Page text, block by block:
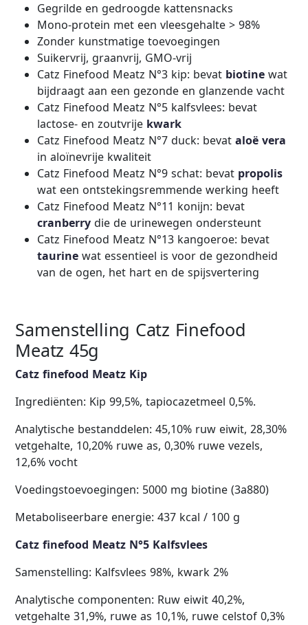
Gegrilde en gedroogde kattensnacks
Mono-protein met een vleesgehalte > 98%
Zonder kunstmatige toevoegingen
Suikervrij, graanvrij, GMO-vrij
Catz Finefood Meatz N°3 kip: bevat biotine wat
bijdraagt aan een gezonde en glanzende vacht
Catz Finefood Meatz N°5 kalfsvlees: bevat
lactose- en zoutvrije kwark
Catz Finefood Meatz N°7 duck: bevataloë vera
in aloïnevrije kwaliteit
Catz Finefood Meatz N°9 schat: bevat propolis
wat een ontstekingsremmende werking heeft
Catz Finefood Meatz N°11 konijn: bevat
cranberry die de urinewegen ondersteunt
Catz Finefood Meatz N°13 kangoeroe: bevat
taurine wat essentieel is voor de gezondheid
van de ogen, het hart en de spijsvertering
Samenstelling Catz Finefood
Meatz 45g
Catz finefood Meatz Kip
Ingrediënten: Kip 99,5%, tapiocazetmeel 0,5%.
Analytische bestanddelen: 45,10% ruw eiwit, 28,30%
vetgehalte, 10,20% ruwe as, 0,30% ruwe vezels,
12,6% vocht
Voedingstoevoegingen: 5000 mg biotine (3a880)
Metaboliseerbare energie: 437 kcal / 100 g
Catz finefood Meatz N°5 Kalfsvlees
Samenstelling: Kalfsvlees 98%, kwark 2%
Analytische componenten: Ruw eiwit 40,2%,
vetgehalte 31,9%, ruwe as 10,1%, ruwe celstof 0,3%